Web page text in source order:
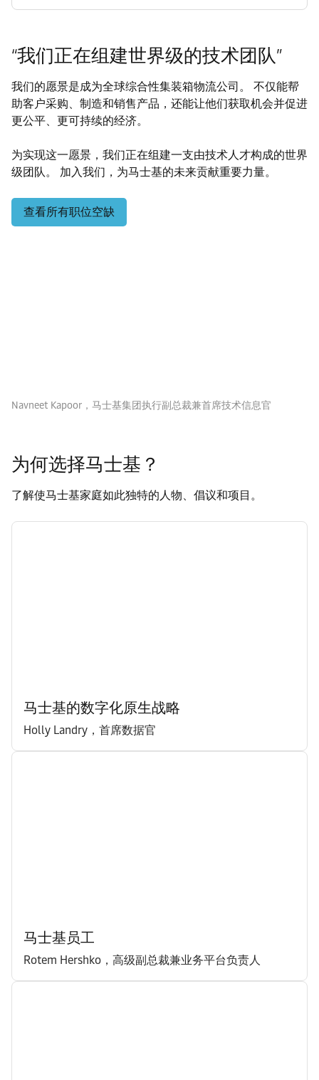
“我们正在组建世界级的技术团队”
我们的愿景是成为全球综合性集装箱物流公司。 不仅能帮
助客户采购、制造和销售产品，还能让他们获取机会并促进
更公平、更可持续的经济。
为实现这一愿景，我们正在组建一支由技术人才构成的世界
级团队。 加入我们，为马士基的未来贡献重要力量。
查看所有职位空缺
Navneet Kapoor，马士基集团执行副总裁兼首席技术信息官
为何选择马士基？
了解使马士基家庭如此独特的人物、倡议和项目。
马士基的数字化原生战略
Holly Landry，首席数据官
马士基员工
Rotem Hershko，高级副总裁兼业务平台负责人